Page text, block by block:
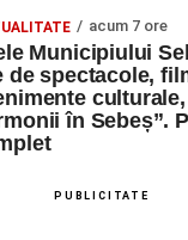
Kogălniceanu”,
include
petrecerea cu
MTB
la Râpa Roșie.
avea la dispoziție o
acum 7 ore
Municipiului
de spectacole,
în Sebeș”.
PUBLICITATE